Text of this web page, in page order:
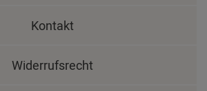
Kontakt
Widerrufsrecht